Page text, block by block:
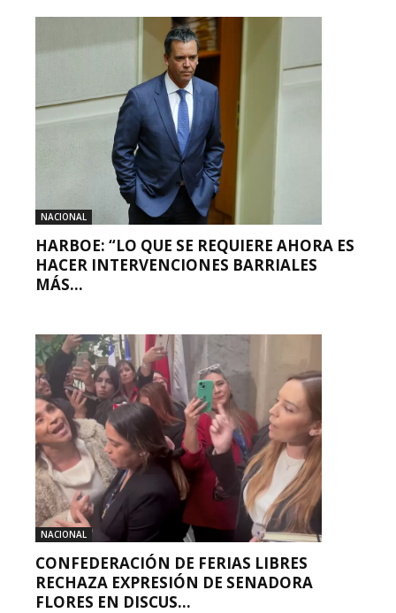
NACIONAL
HARBOE: “LO QUE SE REQUIERE AHORA ES
HACER INTERVENCIONES BARRIALES
MÁS...
NACIONAL
CONFEDERACIÓN DE FERIAS LIBRES
RECHAZA EXPRESIÓN DE SENADORA
FLORES EN DISCUS...